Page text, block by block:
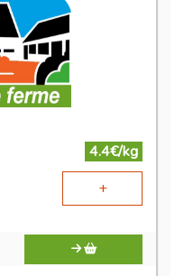
4.4€/kg
+